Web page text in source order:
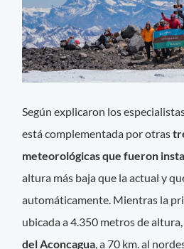
Según explicaron los
está complementada por otras
meteorológicas que fueron
altura más baja que la actual y
automáticamente. Mientras la
ubicada a 4.350 metros de
del Aconcagua , a 70 km. al